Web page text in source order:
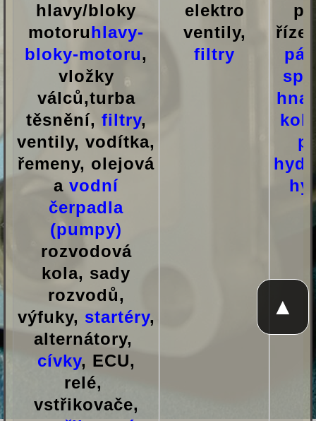
hlavy/bloky
motoruhlavy-
bloky-motoru,
vložky
válců,turba
těsnění, filtry,
ventily, vodítka,
řemeny, olejová
a vodní
čerpadla
(pumpy)
rozvodová
kola, sady
rozvodů,
výfuky, startéry,
alternátory,
cívky, ECU,
relé,
vstřikovače,
elektro
ventily,
filtry
kola
▲